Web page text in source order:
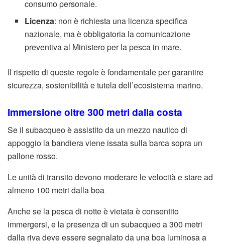
consumo personale.
Licenza: non è richiesta una licenza specifica
nazionale, ma è obbligatoria la comunicazione
preventiva al Ministero per la pesca in mare.
Il rispetto di queste regole è fondamentale per garantire
sicurezza, sostenibilità e tutela dell’ecosistema marino.
Immersione oltre 300 metri dalla costa
Se il subacqueo è assistito da un mezzo nautico di
appoggio la bandiera viene issata sulla barca sopra un
pallone rosso.
Le unità di transito devono moderare le velocità e stare ad
almeno 100 metri dalla boa
Anche se la pesca di notte è vietata è consentito
immergersi, e la presenza di un subacqueo a 300 metri
dalla riva deve essere segnalato da una boa luminosa a